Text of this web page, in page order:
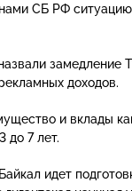
СБ РФ
замедление
доходов.
и вклады
до 7 лет.
идет